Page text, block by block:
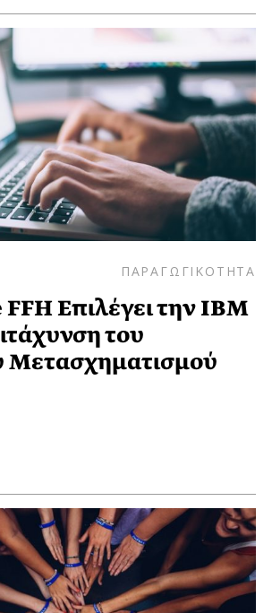
ΠΑΡΑΓΩΓΙΚΟΤΗΤΑ
Eπιλέγει την ΙΒΜ
του